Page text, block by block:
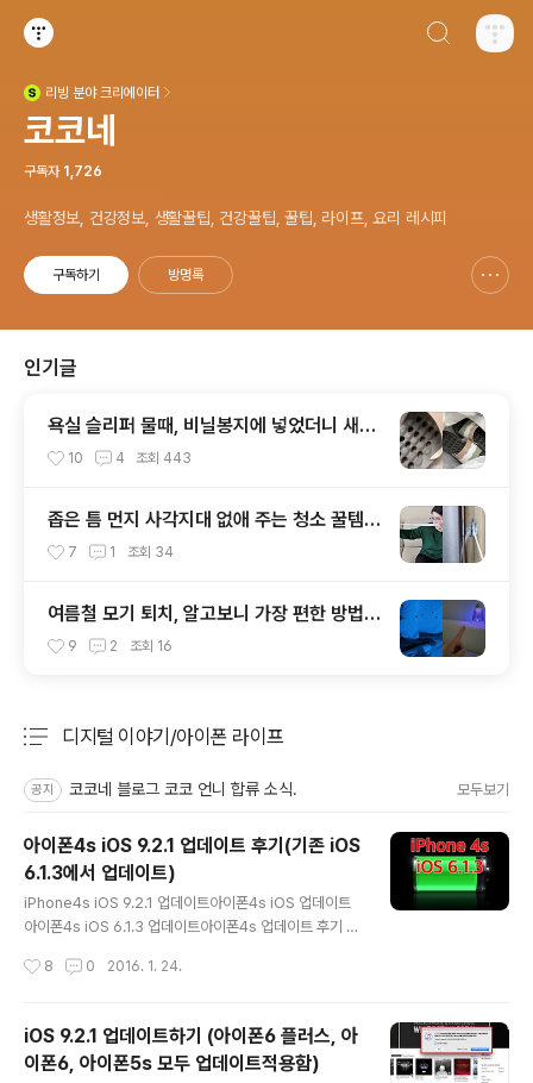
리빙 분야 크리에이터
코코네
구독자 1,726
생활정보, 건강정보, 생활꿀팁, 건강꿀팁, 꿀팁, 라이프, 요리 레시피
구독하기 방명록
인기글
욕실 슬리퍼 물때, 비닐봉지에 넣었더니 새것
처럼 깨끗해졌어요!
10 4 조회 443
좁은 틈 먼지 사각지대 없애 주는 청소 꿀템이
있다고?!
7 1 조회 34
여름철 모기 퇴치, 알고보니 가장 편한 방법은
이거?!
9 2 조회 16
디지털 이야기/아이폰 라이프
공지 코코네 블로그 코코 언니 합류 소식. 모두보기
아이폰4s iOS 9.2.1 업데이트 후기(기존 iOS
6.1.3에서 업데이트)
iPhone4s iOS 9.2.1 업데이트아이폰4s iOS 업데이트
아이폰4s iOS 6.1.3 업데이트아이폰4s 업데이트 후기 이
OS 9.2.1 버전으로 업데이트 한것에 대해 다뤄보았는데
전으로 업데이트 하는것을 적어볼까 합니다. 아이폰4s iO
S 9.2.1 업데이트 후기 아이폰 4s는 아시다시피 2011년
에 출시된 제품입니다. 그당시 출시된 타사의 스마트폰들
8 0 2016. 1. 24.
iOS 9.2.1 업데이트하기 (아이폰6 플러스, 아
이폰6, 아이폰5s 모두 업데이트적용함)